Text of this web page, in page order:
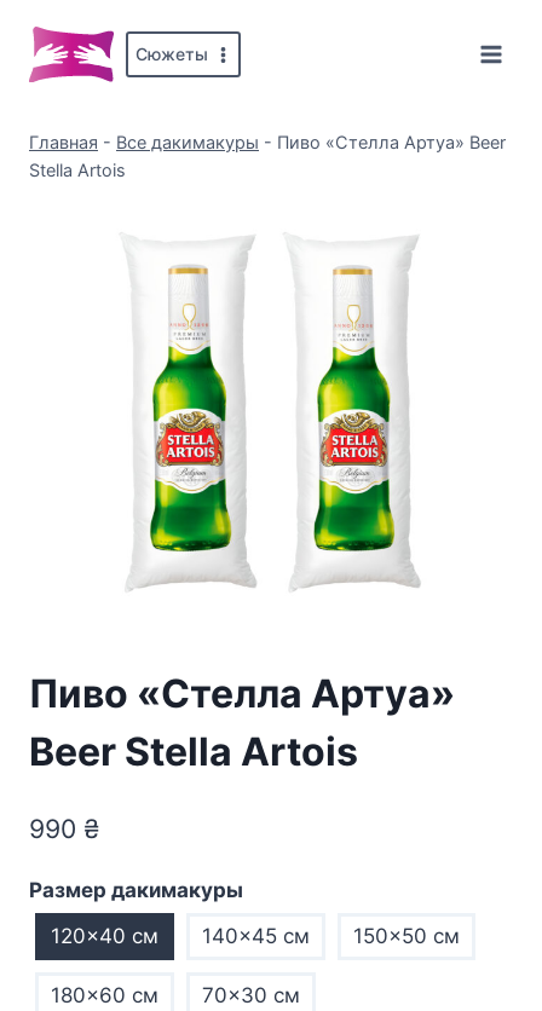
содержимому
Сюжеты
Главная - Все дакимакуры - Пиво «Стелла Артуа» Beer
Stella Artois
Пиво «Стелла Артуа»
Beer Stella Artois
990 ₴
Размер дакимакуры
120×40 см
140×45 см 150×50 см
180×60 см
70×30 см